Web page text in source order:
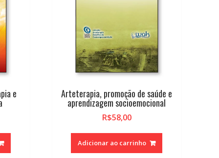
e Arteterapia, promoção de saúde e
aprendizagem socioemocional
R$58,00
Adicionar ao carrinho